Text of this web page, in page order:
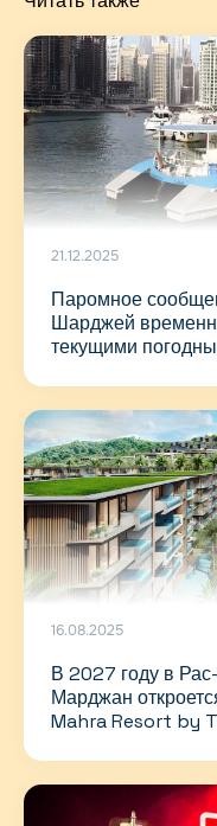
21.12.2025
Паромное
Шарджей
текущими
16.08.2025
В 2027 году в
Марджан
Mahra Resort by